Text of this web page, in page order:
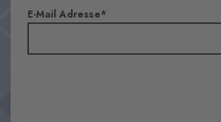
Blickdicht
83% Polyacryl, 17% Polyamid
E-Mail Adresse